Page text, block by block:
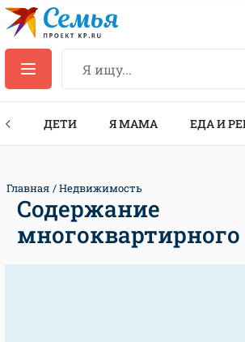
ДЕТИ Я МАМА ЕДА И
Главная Недвижимость
Содержание